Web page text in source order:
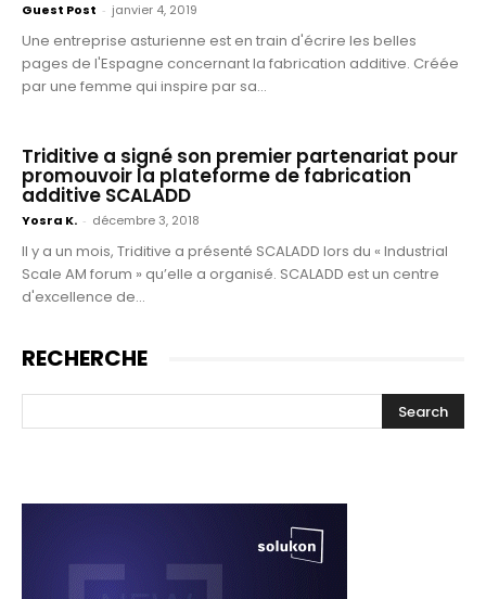
Guest Post - janvier 4, 2019
Une entreprise asturienne est en train d'écrire les belles
pages de l'Espagne concernant la fabrication additive. Créée
par une femme qui inspire par sa...
Triditive a signé son premier partenariat pour
promouvoir la plateforme de fabrication
additive SCALADD
Yosra K. - décembre 3, 2018
Il y a un mois, Triditive a présenté SCALADD lors du « Industrial
Scale AM forum » qu’elle a organisé. SCALADD est un centre
d'excellence de...
RECHERCHE